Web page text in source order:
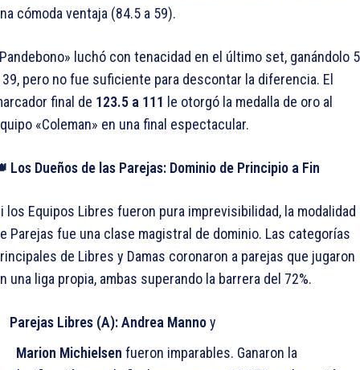
cómoda ventaja (84.5 a 59).
luchó con tenacidad en el último set, ganándolo
39, pero no fue suficiente para descontar la diferencia. El
final de 123.5 a 111 le otorgó la medalla de oro al
«Coleman» en una final espectacular.
Los Dueños de las Parejas: Dominio de Principio a Fin
los Equipos Libres fueron pura imprevisibilidad, la modalidad
Parejas fue una clase magistral de dominio. Las categorías
de Libres y Damas coronaron a parejas que jugaron
una liga propia, ambas superando la barrera del 72%.
Parejas Libres (A): Andrea Mannoy
Marion Michielsen fueron imparables. Ganaron la